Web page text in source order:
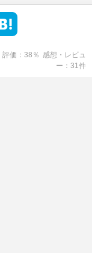
評価 38 ％ 感想・レビュ
ー
31 件